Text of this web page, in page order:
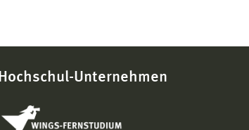
Hochschul-Unternehmen